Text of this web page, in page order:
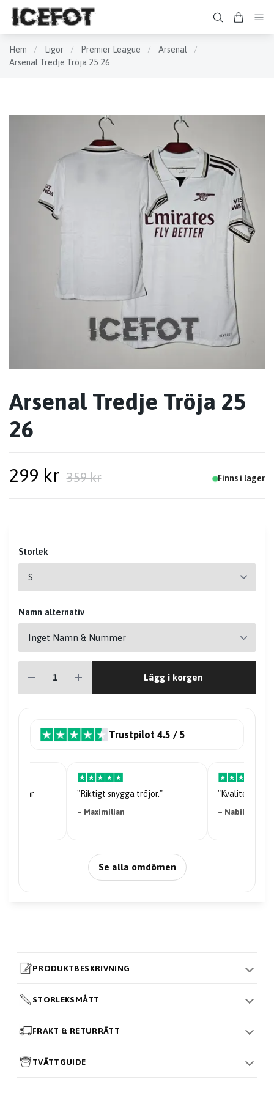
Hem / Ligor / Premier League / Arsenal
/
Arsenal Tredje Tröja 25 26
Arsenal Tredje Tröja 25
26
299 kr 359 kr Finns i lager
Storlek
Namn alternativ
Lägg i korgen
Trustpilot 4.5 / 5
är "Riktigt snygga tröjor."
– Maximilian
"Kvaliteten på
– Nabil Abdi
Se alla omdömen
PRODUKTBESKRIVNING
STORLEKSMÅTT
FRAKT & RETURRÄTT
TVÄTTGUIDE